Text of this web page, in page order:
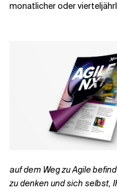
monatlicher oder
auf dem Weg zu Agile
zu denken und sich selbst,